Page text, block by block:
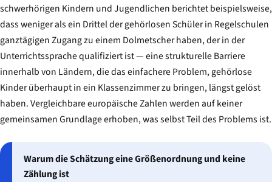
schwerhörigen Kindern und Jugendlichen berichtet beispielsweise,
dass weniger als ein Drittel der gehörlosen Schüler in Regelschulen
ganztägigen Zugang zu einem Dolmetscher haben, der in der
Unterrichtssprache qualifiziert ist — eine strukturelle Barriere
innerhalb von Ländern, die das einfachere Problem, gehörlose
Kinder überhaupt in ein Klassenzimmer zu bringen, längst gelöst
haben. Vergleichbare europäische Zahlen werden auf keiner
gemeinsamen Grundlage erhoben, was selbst Teil des Problems ist.
Warum die Schätzung eine Größenordnung und keine
Zählung ist